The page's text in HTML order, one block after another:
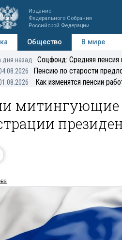
Издание
Федерального Собрания
Российской Федерации
Общество В мире
Мнения Регионы
дня назад Соцфонд: Средняя пенсия
Пенсию по старости
Как изменятся пенсии